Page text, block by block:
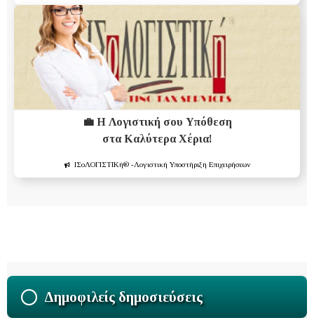
💼 Η Λογιστική σου Υπόθεση
στα Καλύτερα Χέρια!
ΙΣοΛΟΓΙΣΤΙΚή®-Λογιστική Υποστήριξη Επιχειρήσεων
Δημοφιλείς δημοσιεύσεις